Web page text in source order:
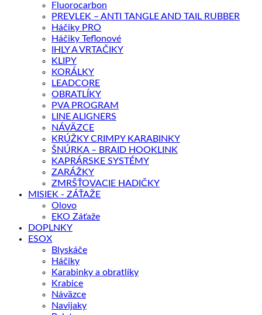
Fluorocarbon
PREVLEK – ANTI TANGLE AND TAIL RUBBER
Háčiky PRO
Háčiky Teflonové
IHLY A VRTAČIKY
KLIPY
KORÁLKY
LEADCORE
OBRATLÍKY
PVA PROGRAM
LINE ALIGNERS
NÁVÄZCE
KRÚŽKY CRIMPY KARABINKY
ŠNÚRKA – BRAID HOOKLINK
KAPRÁRSKE SYSTÉMY
ZARÁŽKY
ZMRŠŤOVACIE HADIČKY
MISIEK - ZÁŤAŽE
Olovo
EKO Záťaže
DOPLNKY
ESOX
Blyskáče
Háčiky
Karabinky a obratlíky
Krabice
Náväzce
Navijaky